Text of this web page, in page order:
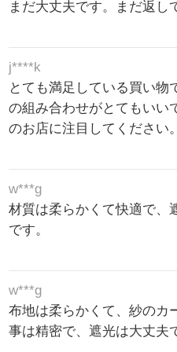
まだ大丈夫です。まだ返し
j****k
とても満足している買い物
の組み合わせがとてもいい
のお店に注目してください。
w***g
材質は柔らかくて快適で、
です。
w***g
布地は柔らかくて、紗のカ
事は精密で、遮光は大丈夫